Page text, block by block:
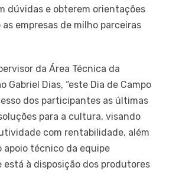
dúvidas e obterem orientações
empresas de milho parceiras
da Área Técnica da
Gabriel Dias, “este Dia de Campo
dos participantes as últimas
para a cultura, visando
com rentabilidade, além
apoio técnico da equipe
está à disposição dos produtores